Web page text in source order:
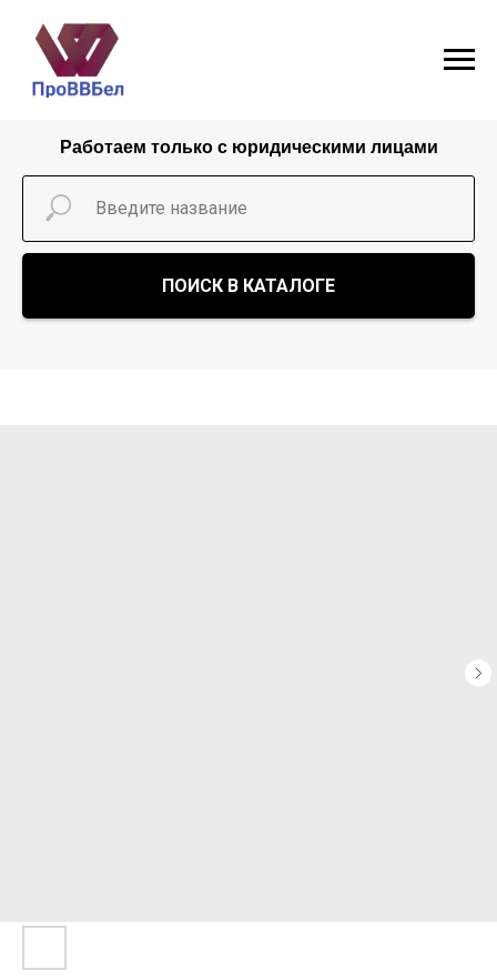
Работаем только с юридическими лицами
ПОИСК В КАТАЛОГЕ